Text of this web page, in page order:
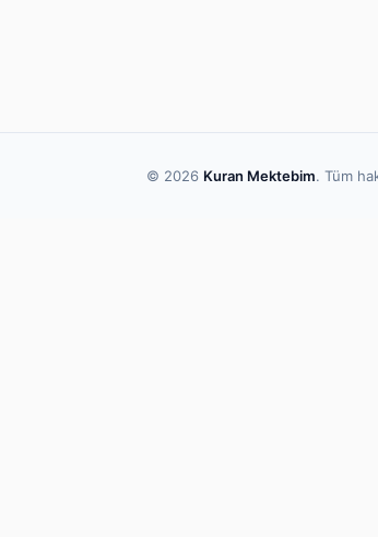
© 2026 Kuran Mektebim. Tüm